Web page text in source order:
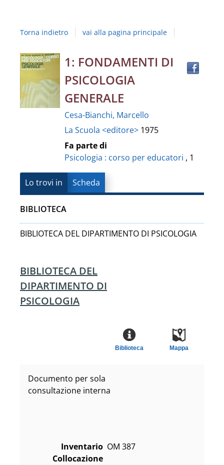
Campania
"Luigi
Vanvitelli"
Torna indietro vai alla pagina principale
Dettaglio
del
documento
1: FONDAMENTI DI
PSICOLOGIA
GENERALE
Cesa-Bianchi, Marcello
La Scuola <editore> 1975
Fa parte di
Psicologia : corso per educatori , 1
Lo trovi in Scheda
BIBLIOTECA
BIBLIOTECA DEL DIPARTIMENTO DI PSICOLOGIA
BIBLIOTECA DEL
DIPARTIMENTO DI
PSICOLOGIA
Mappa
Biblioteca
Documento per sola
consultazione interna
Inventario OM 387
Collocazione